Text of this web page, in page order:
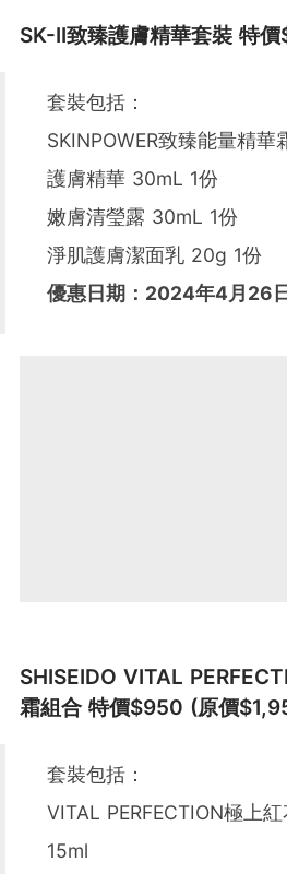
SK-II致臻護膚精華套裝 特
套裝包括：
SKINPOWER致臻能量精華
護膚精華 30mL 1份
嫩膚清瑩露 30mL 1份
淨肌護膚潔面乳 20g 1份
優惠日期：2024年4月26
SHISEIDO VITAL
霜組合 特價$950 (原價
套裝包括：
VITAL PERFECTION極上
15ml